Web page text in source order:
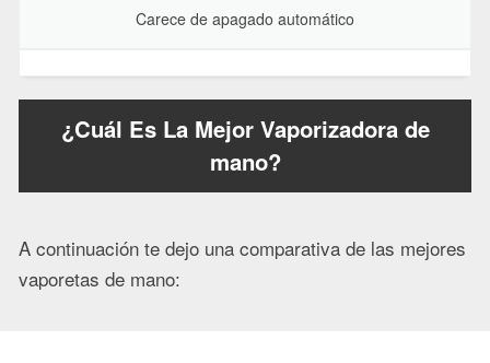
Carece de apagado automático
¿Cuál Es La Mejor Vaporizadora de
mano?
A continuación te dejo una comparativa de las mejores
vaporetas de mano: